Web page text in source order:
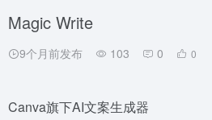
Magic Write
9个月前发布 103 0 0
Canva旗下AI文案生成器